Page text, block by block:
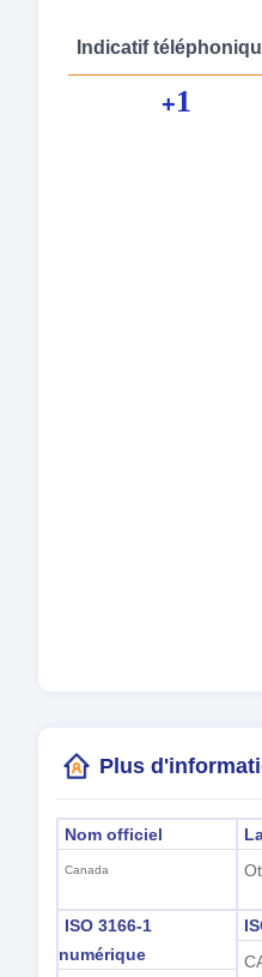
Indicatif
+1
Plus
Nom officiel
Canada
ISO 3166-1
numérique